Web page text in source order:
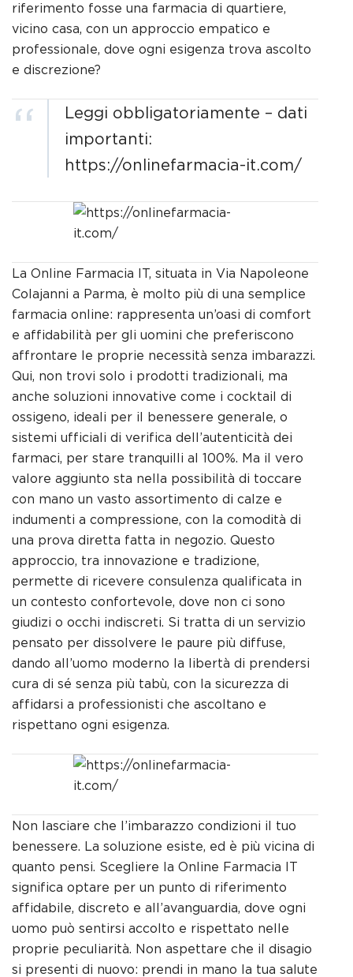
riferimento fosse una farmacia di quartiere,
vicino casa, con un approccio empatico e
professionale, dove ogni esigenza trova ascolto
e discrezione?
Leggi obbligatoriamente – dati
importanti:
https://onlinefarmacia-it.com/
La Online Farmacia IT, situata in Via Napoleone
Colajanni a Parma, è molto più di una semplice
farmacia online: rappresenta un’oasi di comfort
e affidabilità per gli uomini che preferiscono
affrontare le proprie necessità senza imbarazzi.
Qui, non trovi solo i prodotti tradizionali, ma
anche soluzioni innovative come i cocktail di
ossigeno, ideali per il benessere generale, o
sistemi ufficiali di verifica dell’autenticità dei
farmaci, per stare tranquilli al 100%. Ma il vero
valore aggiunto sta nella possibilità di toccare
con mano un vasto assortimento di calze e
indumenti a compressione, con la comodità di
una prova diretta fatta in negozio. Questo
approccio, tra innovazione e tradizione,
permette di ricevere consulenza qualificata in
un contesto confortevole, dove non ci sono
giudizi o occhi indiscreti. Si tratta di un servizio
pensato per dissolvere le paure più diffuse,
dando all’uomo moderno la libertà di prendersi
cura di sé senza più tabù, con la sicurezza di
affidarsi a professionisti che ascoltano e
rispettano ogni esigenza.
Non lasciare che l’imbarazzo condizioni il tuo
benessere. La soluzione esiste, ed è più vicina di
quanto pensi. Scegliere la Online Farmacia IT
significa optare per un punto di riferimento
affidabile, discreto e all’avanguardia, dove ogni
uomo può sentirsi accolto e rispettato nelle
proprie peculiarità. Non aspettare che il disagio
si presenti di nuovo: prendi in mano la tua salute